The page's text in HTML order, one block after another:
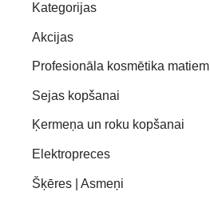
Kategorijas
Akcijas
Profesionāla kosmētika matiem
Sejas kopšanai
Ķermeņa un roku kopšanai
Elektropreces
Šķēres | Asmeņi